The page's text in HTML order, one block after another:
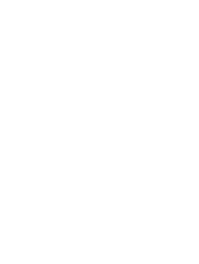
Квадрати
Ціль гри «Склади квадрат» - з
форми скласти квадрат. Гра
мислення, уяви та
аналізу форм та їх взаємного
структуру квадрата та шляхи
розвитку логічних навичок та
Гра також допомагає навчити